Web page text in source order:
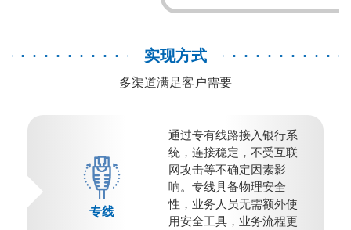
实现方式
多渠道满足客户需要
专线
通过专有线路接入银行系
统，连接稳定，不受互联
网攻击等不确定因素影
响。专线具备物理安全
性，业务人员无需额外使
用安全工具，业务流程更